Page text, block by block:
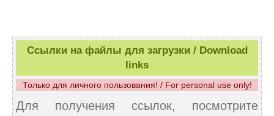
Ссылки на файлы для загрузки / Download
links
Только для личного пользования! / For personal use only!
Для получения ссылок, посмотрите